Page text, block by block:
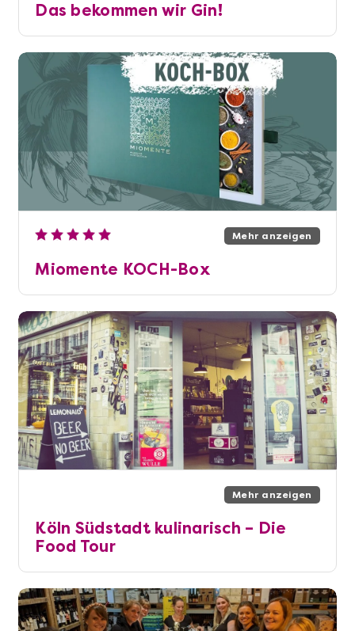
Das bekommen wir Gin!
Mehr anzeigen
Miomente KOCH-Box
Mehr anzeigen
Köln Südstadt kulinarisch – Die
Food Tour